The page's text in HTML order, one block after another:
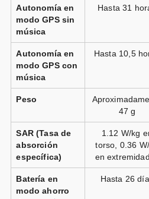
Garmin Venu
Vendido por
📦 72h · 🚚 Gratis >49€
Garmin Venu
Autonomía en
modo GPS sin
música
Hasta 31
Autonomía en
modo GPS con
música
Hasta 10,5
Peso
47 g
SAR (Tasa de
absorción
específica)
1.12 W/kg
torso, 0.36
en
Batería en
modo ahorro
Hasta 26